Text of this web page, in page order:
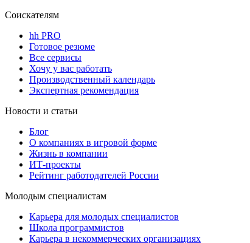
Соискателям
hh PRO
Готовое резюме
Все сервисы
Хочу у вас работать
Производственный календарь
Экспертная рекомендация
Новости и статьи
Блог
О компаниях в игровой форме
Жизнь в компании
ИТ-проекты
Рейтинг работодателей России
Молодым специалистам
Карьера для молодых специалистов
Школа программистов
Карьера в некоммерческих организациях